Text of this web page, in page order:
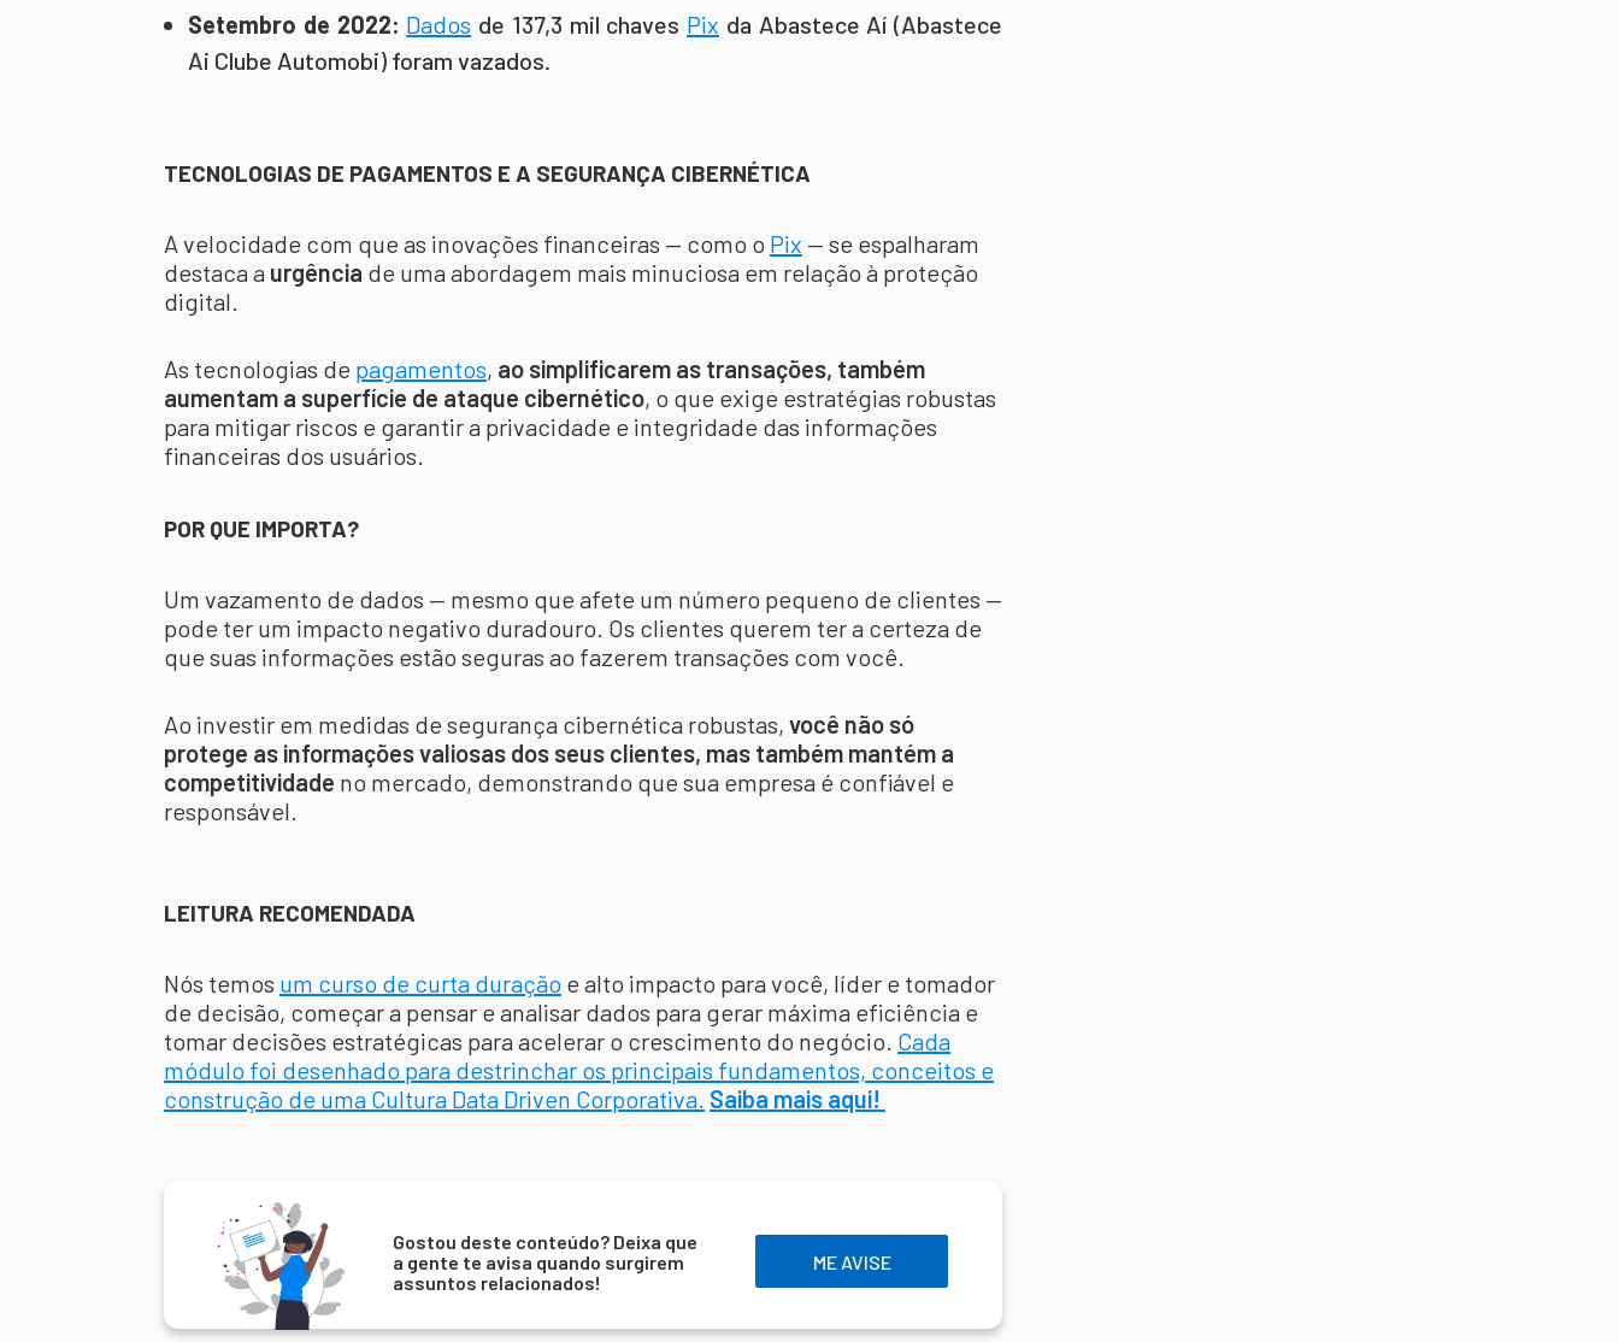
Setembro de 2022: Dados de 137,3 mil chaves Pix da Abastece Aí (Abastece
Ai Clube Automobi) foram vazados.
TECNOLOGIAS DE PAGAMENTOS E A SEGURANÇA CIBERNÉTICA
A velocidade com que as inovações financeiras — como o Pix — se espalharam
destaca a urgência de uma abordagem mais minuciosa em relação à proteção
digital.
As tecnologias de pagamentos, ao simplificarem as transações, também
aumentam a superfície de ataque cibernético, o que exige estratégias robustas
para mitigar riscos e garantir a privacidade e integridade das informações
financeiras dos usuários.
POR QUE IMPORTA?
Um vazamento de dados — mesmo que afete um número pequeno de clientes —
pode ter um impacto negativo duradouro. Os clientes querem ter a certeza de
que suas informações estão seguras ao fazerem transações com você.
Ao investir em medidas de segurança cibernética robustas, você não só
protege as informações valiosas dos seus clientes, mas também mantém a
competitividade no mercado, demonstrando que sua empresa é confiável e
responsável.
LEITURA RECOMENDADA
Nós temos um curso de curta duração e alto impacto para você, líder e tomador
de decisão, começar a pensar e analisar dados para gerar máxima eficiência e
tomar decisões estratégicas para acelerar o crescimento do negócio. Cada
módulo foi desenhado para destrinchar os principais fundamentos, conceitos e
construção de uma Cultura Data Driven Corporativa. Saiba mais aqui!
Gostou deste conteúdo? Deixa que
a gente te avisa quando surgirem
assuntos relacionados!
ME AVISE